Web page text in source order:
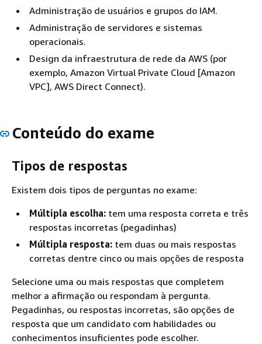
Administração de usuários e grupos do IAM.
Administração de servidores e sistemas
operacionais.
Design da infraestrutura de rede da AWS (por
exemplo, Amazon Virtual Private Cloud [Amazon
VPC], AWS Direct Connect).
Conteúdo do exame
Tipos de respostas
Existem dois tipos de perguntas no exame:
Múltipla escolha: tem uma resposta correta e três
respostas incorretas (pegadinhas)
Múltipla resposta: tem duas ou mais respostas
corretas dentre cinco ou mais opções de resposta
Selecione uma ou mais respostas que completem
melhor a afirmação ou respondam à pergunta.
Pegadinhas, ou respostas incorretas, são opções de
resposta que um candidato com habilidades ou
conhecimentos insuficientes pode escolher.